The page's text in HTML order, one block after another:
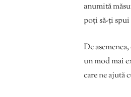
anumită
poți să-ți spui
De
un mod mai
care ne ajută